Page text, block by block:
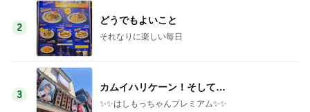
2
どうでもよいこと
それなりに楽しい毎日
3
カムイハリケーン！そして…
✨️✨️はしもっちゃんプレミアム✨️✨️